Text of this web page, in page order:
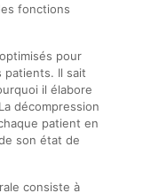
fonctions
pour
patients. Il sait
il élabore
décompression
patient en
son état de
consiste à